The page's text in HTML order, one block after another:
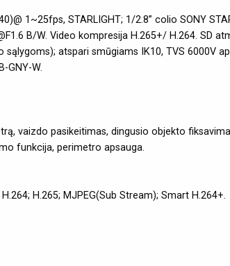
1~25fps, STARLIGHT; 1/2.8” colio SONY
B/W. Video kompresija H.265+/ H.264. SD
atspari smūgiams IK10, TVS 6000V
GNY-W.
vaizdo pasikeitimas, dingusio objekto
funkcija, perimetro apsauga.
H.265; MJPEG(Sub Stream); Smart H.264+.